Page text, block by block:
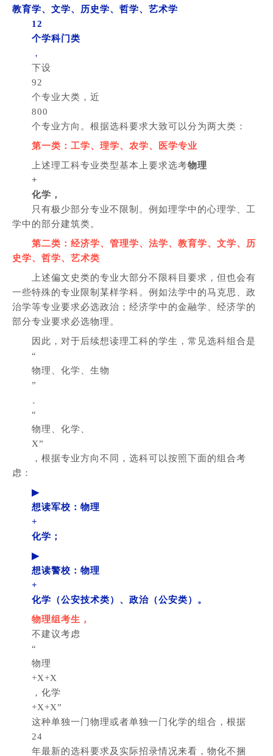
教育学、文学、历史学、哲学、艺术学
12
个学科门类
，
下设
92
个专业大类，近
800
个专业方向。根据选科要求大致可以分为两大类：
第一类：工学、理学、农学、医学专业
上述理工科专业类型基本上要求选考物理
+
化学，
只有极少部分专业不限制。例如理学中的心理学、工
学中的部分建筑类。
第二类：经济学、管理学、法学、教育学、文学、历
史学、哲学、艺术类
上述偏文史类的专业大部分不限科目要求，但也会有
一些特殊的专业限制某样学科。例如法学中的马克思、政
治学等专业要求必选政治；经济学中的金融学、经济学的
部分专业要求必选物理。
因此，对于后续想读理工科的学生，常见选科组合是
“
物理、化学、生物
”
“
物理、化学、
X”
，根据专业方向不同，选科可以按照下面的组合考
虑：
▶
想读军校：物理
+
化学；
▶
想读警校：物理
+
化学（公安技术类）、政治（公安类）。
物理组考生，
不建议考虑
“
物理
+X+X
，化学
+X+X”
这种单独一门物理或者单独一门化学的组合，根据
24
年最新的选科要求及实际招录情况来看，物化不捆